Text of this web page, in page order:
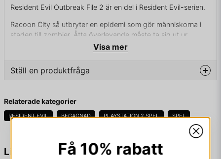
Liknande produkter
Resident Evil Outbreak File 2 är en del i Resident Evil-serien.
Racoon City så utbryter en epidemi som gör människorna i
staden till zombier. Åtta överlevande måste ta sig ut ur
staden innan militären släpper en atombomb över staden för
karaktärerna spelar man de har olika styrkor och svagheter.
Man kan spela ensam och få hjälp av två AI-kontrollerade
multiplayerläge.
Visa mer
Ställ en produktfråga
Fråga oss något om denna produkten...
Relaterade kategorier
RESIDENT EVIL BEGAGNAD PLAYSTATION 2 SPEL SPEL
Få 10% rabatt